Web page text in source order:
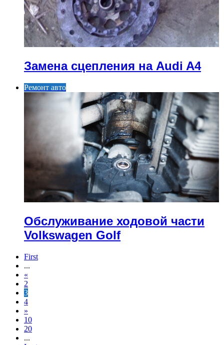
Замена сцепления на Audi A4
Ремонт авто
Обслуживание ходовой части
Volkswagen Golf
First
...
«
2
3
4
»
10
20
...